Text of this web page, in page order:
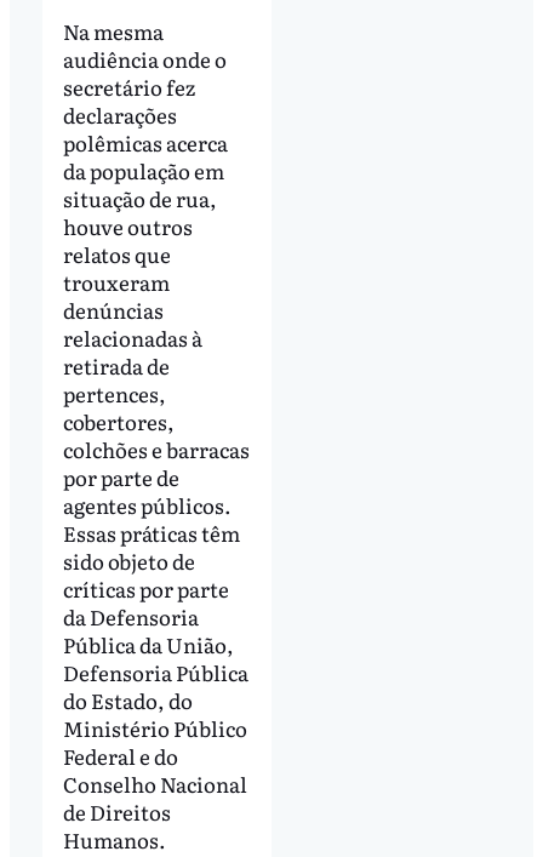
Na mesma
audiência onde o
secretário fez
declarações
polêmicas acerca
da população em
situação de rua,
houve outros
relatos que
trouxeram
denúncias
relacionadas à
retirada de
pertences,
cobertores,
colchões e barracas
por parte de
agentes públicos.
Essas práticas têm
sido objeto de
críticas por parte
da Defensoria
Pública da União,
Defensoria Pública
do Estado, do
Ministério Público
Federal e do
Conselho Nacional
de Direitos
Humanos.